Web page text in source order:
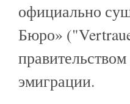
официально
Бюро»
эмиграции.